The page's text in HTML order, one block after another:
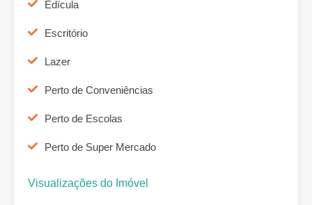
Edícula
Escritório
Lazer
Perto de Conveniências
Perto de Escolas
Perto de Super Mercado
Visualizações do Imóvel